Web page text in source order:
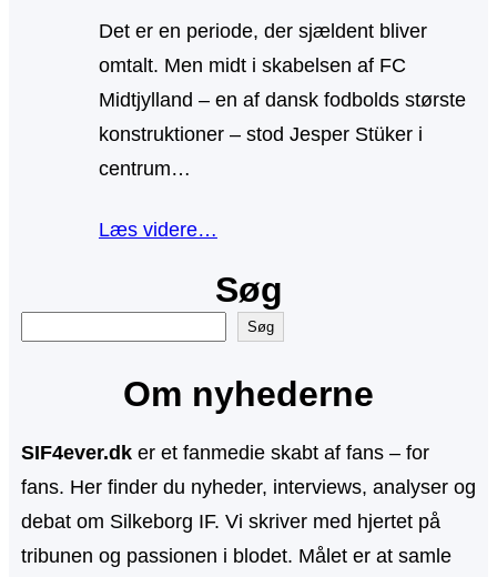
Det er en periode, der sjældent bliver
omtalt. Men midt i skabelsen af FC
Midtjylland – en af dansk fodbolds største
konstruktioner – stod Jesper Stüker i
centrum…
Læs videre…
Søg
Søg
Om nyhederne
SIF4ever.dker et fanmedie skabt af fans – for
fans. Her finder du nyheder, interviews, analyser og
debat om Silkeborg IF. Vi skriver med hjertet på
tribunen og passionen i blodet. Målet er at samle